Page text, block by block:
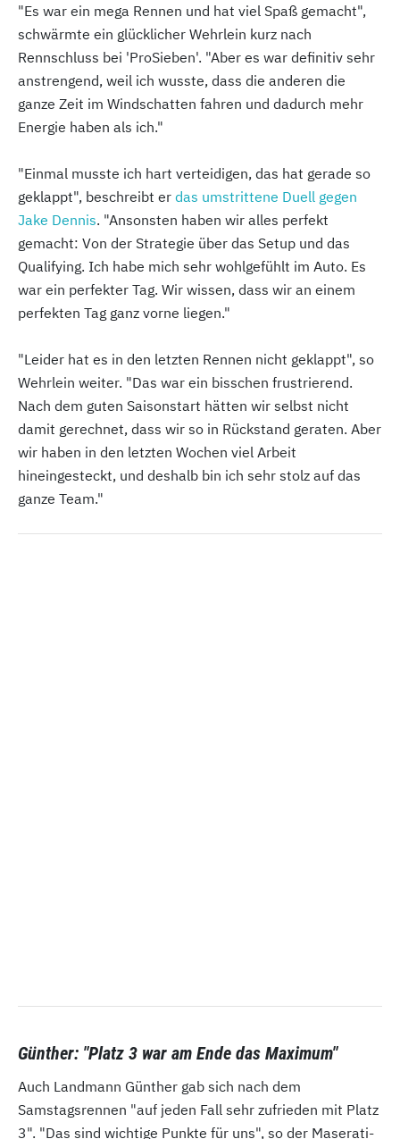
"Es war ein mega Rennen und hat viel Spaß gemacht",
schwärmte ein glücklicher Wehrlein kurz nach
Rennschluss bei 'ProSieben'. "Aber es war definitiv sehr
anstrengend, weil ich wusste, dass die anderen die
ganze Zeit im Windschatten fahren und dadurch mehr
Energie haben als ich."
"Einmal musste ich hart verteidigen, das hat gerade so
geklappt", beschreibt er das umstrittene Duell gegen
Jake Dennis. "Ansonsten haben wir alles perfekt
gemacht: Von der Strategie über das Setup und das
Qualifying. Ich habe mich sehr wohlgefühlt im Auto. Es
war ein perfekter Tag. Wir wissen, dass wir an einem
perfekten Tag ganz vorne liegen."
"Leider hat es in den letzten Rennen nicht geklappt", so
Wehrlein weiter. "Das war ein bisschen frustrierend.
Nach dem guten Saisonstart hätten wir selbst nicht
damit gerechnet, dass wir so in Rückstand geraten. Aber
wir haben in den letzten Wochen viel Arbeit
hineingesteckt, und deshalb bin ich sehr stolz auf das
ganze Team."
Günther: "Platz 3 war am Ende das Maximum"
Auch Landmann Günther gab sich nach dem
Samstagsrennen "auf jeden Fall sehr zufrieden mit Platz
3". "Das sind wichtige Punkte für uns", so der Maserati-